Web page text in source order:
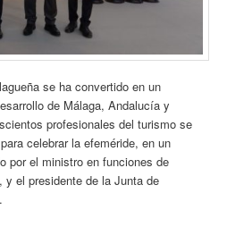
se ha convertido en un
de Málaga, Andalucía y
profesionales del turismo se
celebrar la efeméride, en un
por el ministro en funciones de
el presidente de la Junta de